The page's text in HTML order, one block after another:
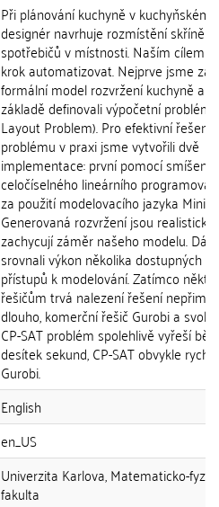
Při plánování kuchyně v kuchyňském
designér navrhuje rozmístění skříněk
spotřebičů v místnosti. Naším cílem
krok automatizovat. Nejprve jsme
formální model rozvržení kuchyně a
základě definovali výpočetní problém
Layout Problem). Pro efektivní řešení
problému v praxi jsme vytvořili dvě
implementace: první pomocí
celočíselného lineárního
za použití modelovacího jazyka
Generovaná rozvržení jsou
zachycují záměr našeho modelu.
srovnali výkon několika dostupných
přístupů k modelování. Zatímco
řešičům trvá nalezení řešení
dlouho, komerční řešič Gurobi a
CP-SAT problém spolehlivě vyřeší
desítek sekund, CP-SAT obvykle
Gurobi.
English
en_US
Univerzita Karlova, Matematicko-
fakulta